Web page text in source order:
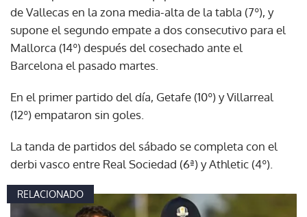
de Vallecas en la zona media-alta de la tabla (7º), y
supone el segundo empate a dos consecutivo para el
Mallorca (14º) después del cosechado ante el
Barcelona el pasado martes.
En el primer partido del día, Getafe (10º) y Villarreal
(12º) empataron sin goles.
La tanda de partidos del sábado se completa con el
derbi vasco entre Real Sociedad (6ª) y Athletic (4º).
RELACIONADO